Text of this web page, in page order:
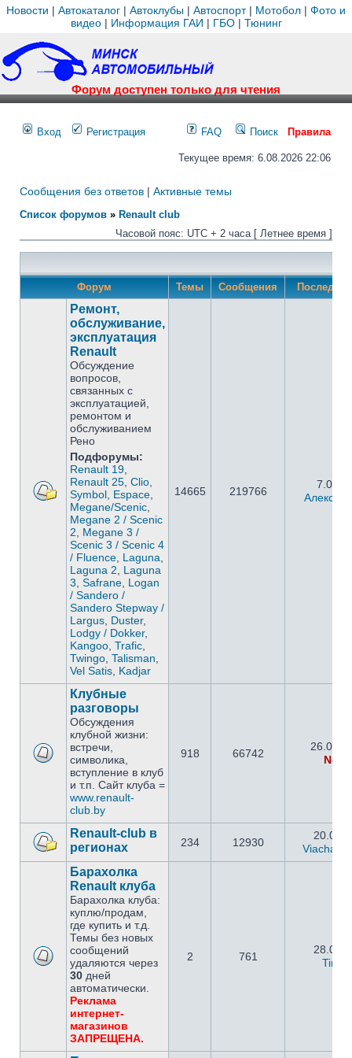
Новости | Автокаталог | Автоклубы | Автоспорт| Мотобол | Фото и
видео| Информация ГАИ | ГБО| Тюнинг
Форум доступен только для чтения
Вход Регистрация FAQ Поиск Правила
Текущее время: 6.08.2026 22:06
Сообщения без ответов | Активные темы
Список форумов » Renault club
Часовой пояс: UTC + 2 часа [ Летнее время ]
Форум Темы Сообщения
Ремонт,
обслуживание,
эксплуатация
Renault
Обсуждение
вопросов,
связанных с
эксплуатацией,
ремонтом и
обслуживанием
Рено
Подфорумы:
Renault 19
Renault 25 Clio,
Symbol Espace
Megane/Scenic
Megane 2 / Scenic
2
Megane 3 /
Scenic 3 / Scenic 4
/ Fluence Laguna
Laguna 2
Laguna
3 Safrane Logan
/ Sandero /
Sandero Stepway /
Largus Duster,
Lodgy / Dokker,
Kangoo Trafic
Twingo Talisman
Vel Satis Kadjar
14665 219766
Клубные
разговоры
Обсуждения
клубной жизни:
встречи,
символика,
вступление в клуб
и т.п. Сайт клуба =
www.renault-
club.by
918 66742
Renault-club в
регионах
234 12930
Барахолка
Renault клуба
Барахолка клуба:
куплю/продам,
где купить и т.д.
Темы без новых
сообщений
удаляются через
30 дней
автоматически.
Реклама
интернет-
магазинов
ЗАПРЕЩЕНА.
2 761